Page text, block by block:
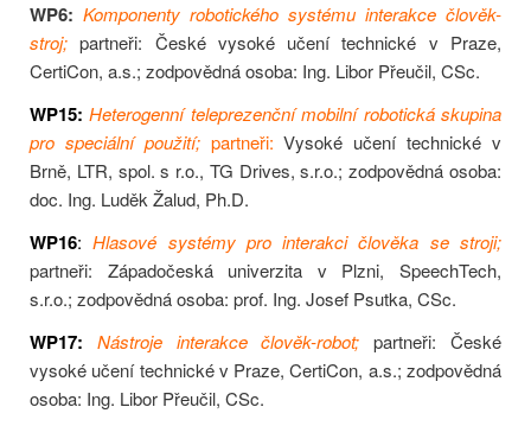
WP6: Komponenty robotického systému interakce člověk-
stroj; partneři: České vysoké učení technické v Praze,
CertiCon, a.s.; zodpovědná osoba: Ing. Libor Přeučil, CSc.
WP15: Heterogenní teleprezenční mobilní robotická skupina
pro speciální použití;partneři: Vysoké učení technické v
Brně, LTR, spol. s r.o., TG Drives, s.r.o.; zodpovědná osoba:
doc. Ing. Luděk Žalud, Ph.D.
WP16: Hlasové systémy pro interakci člověka se stroji;
partneři: Západočeská univerzita v Plzni, SpeechTech,
s.r.o.; zodpovědná osoba: prof. Ing. Josef Psutka, CSc.
WP17: Nástroje interakce člověk-robot; partneři: České
vysoké učení technické v Praze, CertiCon, a.s.; zodpovědná
osoba: Ing. Libor Přeučil, CSc.